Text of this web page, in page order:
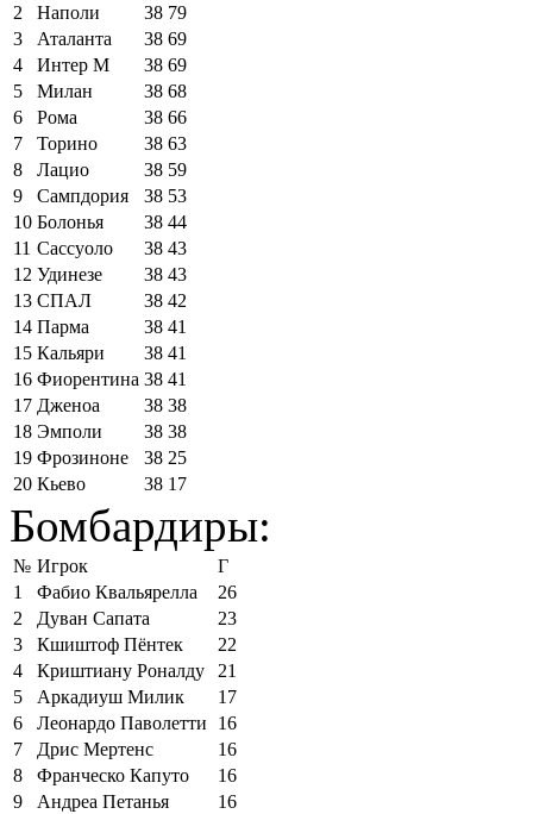
2
Наполи 38 79
3
Аталанта 38 69
4
Интер М 38 69
5
Милан 38 68
6
Рома 38 66
7
Торино 38 63
8
Лацио 38 59
9
Сампдория 38 53
10 Болонья 38 44
11 Сассуоло 38 43
12 Удинезе 38 43
13 СПАЛ 38 42
14 Парма 38 41
15 Кальяри 38 41
16 Фиорентина 38 41
17 Дженоа 38 38
18 Эмполи 38 38
19 Фрозиноне 38 25
20 Кьево 38 17
Бомбардиры:
№ Игрок
Г
1
Фабио Квальярелла
26
2
Дуван Сапата
23
3
Кшиштоф Пёнтек
22
4
Криштиану Роналду
21
5
Аркадиуш Милик
17
6
Леонардо Паволетти
16
7
Дрис Мертенс
16
8
Франческо Капуто
16
9
Андреа Петанья
16